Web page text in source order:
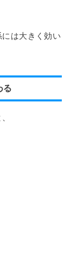
は大きく効い
る